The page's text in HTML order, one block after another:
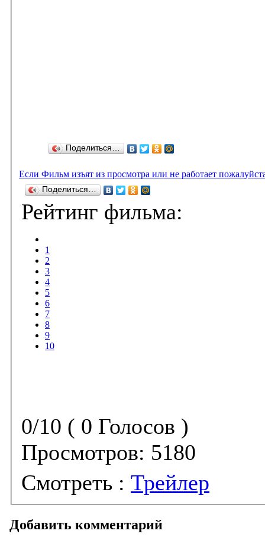
Поделиться…
Если Фильм изъят из просмотра или не работает
Поделиться…
Рейтинг фильма:
1
2
3
4
5
6
7
8
9
10
0/10 ( 0 Голосов )
Просмотров: 5180
Смотреть : Трейлер
Добавить комментарий